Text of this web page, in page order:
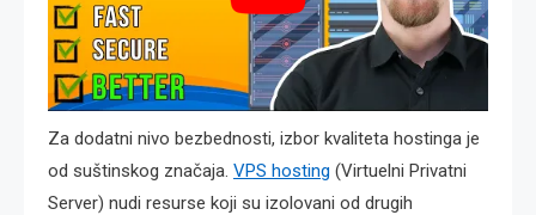
Za dodatni nivo bezbednosti, izbor kvaliteta hostinga je
od suštinskog značaja. VPS hosting (Virtuelni Privatni
Server) nudi resurse koji su izolovani od drugih